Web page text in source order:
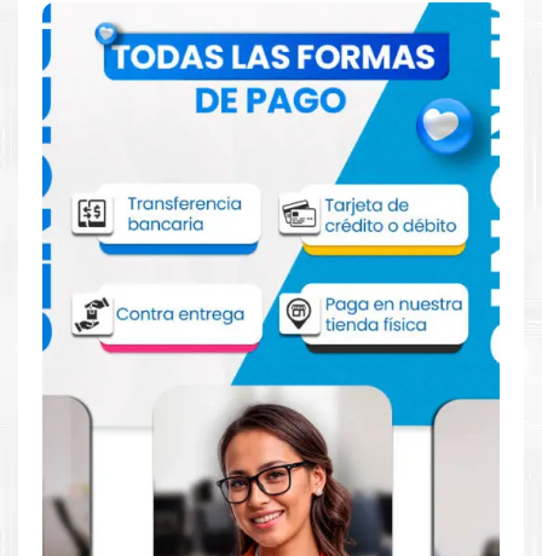
Comprar Toner HP 657X Negro para
impresoras HP M681 682
Aprovecha nuestra experiencia y atención para adquirir tus
productos. Tenemos promociones todos los días. Escríbenos o
visítanos hoy para encontrar la solución perfecta para tu
Toner HP 657X Negro para impresoras
HP M681 682
Dónde comprar Toner HP 657X Negro
para impresoras HP M681 682 en Lima o